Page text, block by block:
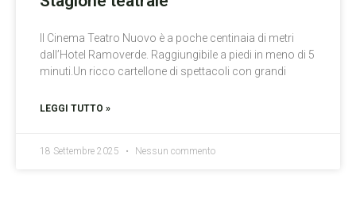
Il Cinema Teatro Nuovo è a poche centinaia di metri
dall’Hotel Ramoverde. Raggiungibile a piedi in meno di 5
minuti.Un ricco cartellone di spettacoli con grandi
LEGGI TUTTO »
18 Settembre 2025 Nessun commento